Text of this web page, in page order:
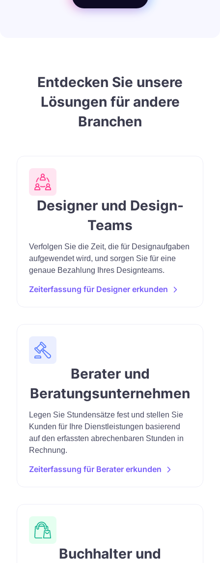
Entdecken Sie unsere
Lösungen für andere
Branchen
Designer und Design-
Teams
Verfolgen Sie die Zeit, die für Designaufgaben
aufgewendet wird, und sorgen Sie für eine
genaue Bezahlung Ihres Designteams.
Zeiterfassung für Designer erkunden
Berater und
Beratungsunternehmen
Legen Sie Stundensätze fest und stellen Sie
Kunden für Ihre Dienstleistungen basierend
auf den erfassten abrechenbaren Stunden in
Rechnung.
Zeiterfassung für Berater erkunden
Buchhalter und